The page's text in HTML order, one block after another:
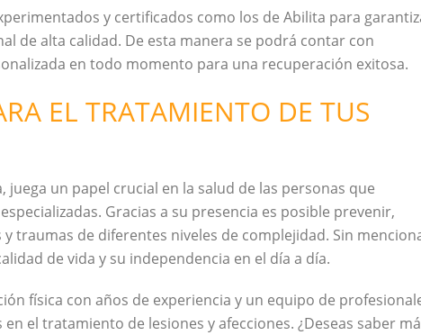
y certificados como los de Abilita para
de alta calidad. De esta manera se podrá contar con
en todo momento para una recuperación exitosa.
EL TRATAMIENTO DE TUS
juega un papel crucial en la salud de las personas que
Gracias a su presencia es posible prevenir,
traumas de diferentes niveles de complejidad. Sin
de vida y su independencia en el día a día.
física con años de experiencia y un equipo de
el tratamiento de lesiones y afecciones. ¿Deseas saber